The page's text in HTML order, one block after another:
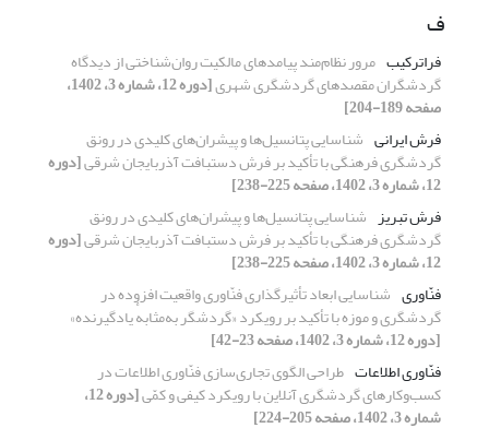
ف
فراترکیب مرور نظام‌مند پیامدهای مالکیت روان‌شناختی از دیدگاه
گردشگران مقصدهای گردشگری شهری [دوره 12، شماره 3، 1402،
صفحه 189-204]
فرش ایرانی شناسایی پتانسیل‌ها و پیشران‌های کلیدی در رونق
گردشگری فرهنگی با تأکید بر فرش دستبافت آذربایجان شرقی[دوره
12، شماره 3، 1402، صفحه 225-238]
فرش تبریز شناسایی پتانسیل‌ها و پیشران‌های کلیدی در رونق
گردشگری فرهنگی با تأکید بر فرش دستبافت آذربایجان شرقی[دوره
12، شماره 3، 1402، صفحه 225-238]
فنّاوری شناسایی ابعاد تأثیرگذاری فنّاوری واقعیت افزوده در
گردشگری و موزه با تأکید بر رویکرد «گردشگر به‌مثابهٔ یادگیرنده»
[دوره 12، شماره 3، 1402، صفحه 23-42]
فنّاوری اطلاعات طراحی الگوی تجاری‌سازی فنّاوری اطلاعات در
کسب‌وکارهای گردشگری آنلاین با رویکرد کیفی و کمّی [دوره 12،
شماره 3، 1402، صفحه 205-224]